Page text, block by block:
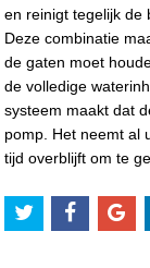
en reinigt tegelijk de
Deze combinatie
de gaten moet
de volledige
systeem maakt dat
pomp. Het neemt al
tijd overblijft om te